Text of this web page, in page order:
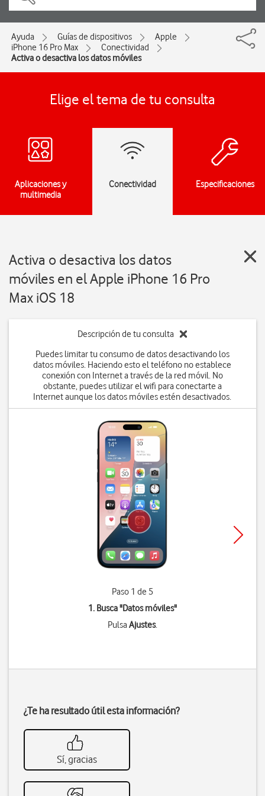
Ayuda Guías de dispositivos
Apple
iPhone 16 Pro Max
Conectividad
Activa o desactiva los datos móviles
Elige el tema de tu consulta
Aplicaciones y
multimedia
Conectividad Especificaciones
Activa o desactiva los datos
móviles en el Apple iPhone 16 Pro
Max iOS 18
Descripción de tu consulta
Puedes limitar tu consumo de datos desactivando los
datos móviles. Haciendo esto el teléfono no establece
conexión con Internet a través de la red móvil. No
obstante, puedes utilizar el wifi para conectarte a
Internet aunque los datos móviles estén desactivados.
Paso 1 de 5
1. Busca "Datos móviles"
PulsaAjustes.
¿Te ha resultado útil esta información?
Sí, gracias